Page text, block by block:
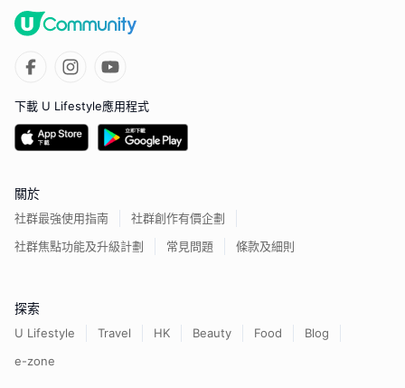
下載 U Lifestyle應用程式
關於
社群最強使用指南
社群創作有價企劃
社群焦點功能及升級計劃
常見問題 條款及細則
探索
U Lifestyle Travel HK Beauty Food
Blog
e-zone